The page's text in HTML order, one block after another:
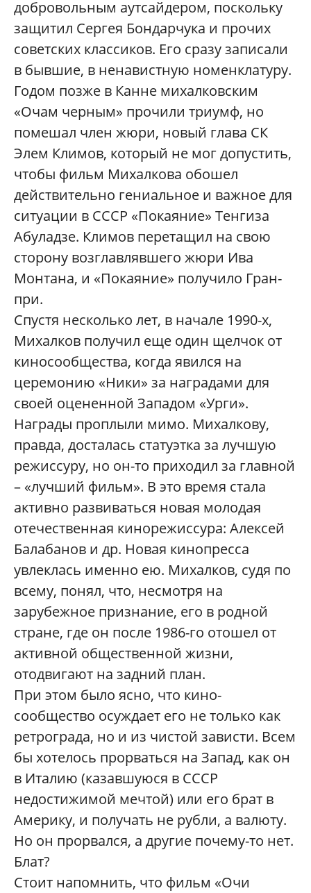
добровольным аутсайдером, поскольку
защитил Сергея Бондарчука и прочих
советских классиков. Его сразу записали
в бывшие, в ненавистную номенклатуру.
Годом позже в Канне михалковским
«Очам черным» прочили триумф, но
помешал член жюри, новый глава СК
Элем Климов, который не мог допустить,
чтобы фильм Михалкова обошел
действительно гениальное и важное для
ситуации в СССР «Покаяние» Тенгиза
Абуладзе. Климов перетащил на свою
сторону возглавлявшего жюри Ива
Монтана, и «Покаяние» получило Гран-
при.
Спустя несколько лет, в начале 1990-х,
Михалков получил еще один щелчок от
киносообщества, когда явился на
церемонию «Ники» за наградами для
своей оцененной Западом «Урги».
Награды проплыли мимо. Михалкову,
правда, досталась статуэтка за лучшую
режиссуру, но он-то приходил за главной
– «лучший фильм». В это время стала
активно развиваться новая молодая
отечественная кинорежиссура: Алексей
Балабанов и др. Новая кинопресса
увлеклась именно ею. Михалков, судя по
всему, понял, что, несмотря на
зарубежное признание, его в родной
стране, где он после 1986-го отошел от
активной общественной жизни,
отодвигают на задний план.
При этом было ясно, что кино-
сообщество осуждает его не только как
ретрограда, но и из чистой зависти. Всем
бы хотелось прорваться на Запад, как он
в Италию (казавшуюся в СССР
недостижимой мечтой) или его брат в
Америку, и получать не рубли, а валюту.
Но он прорвался, а другие почему-то нет.
Блат?
Стоит напомнить, что фильм «Очи